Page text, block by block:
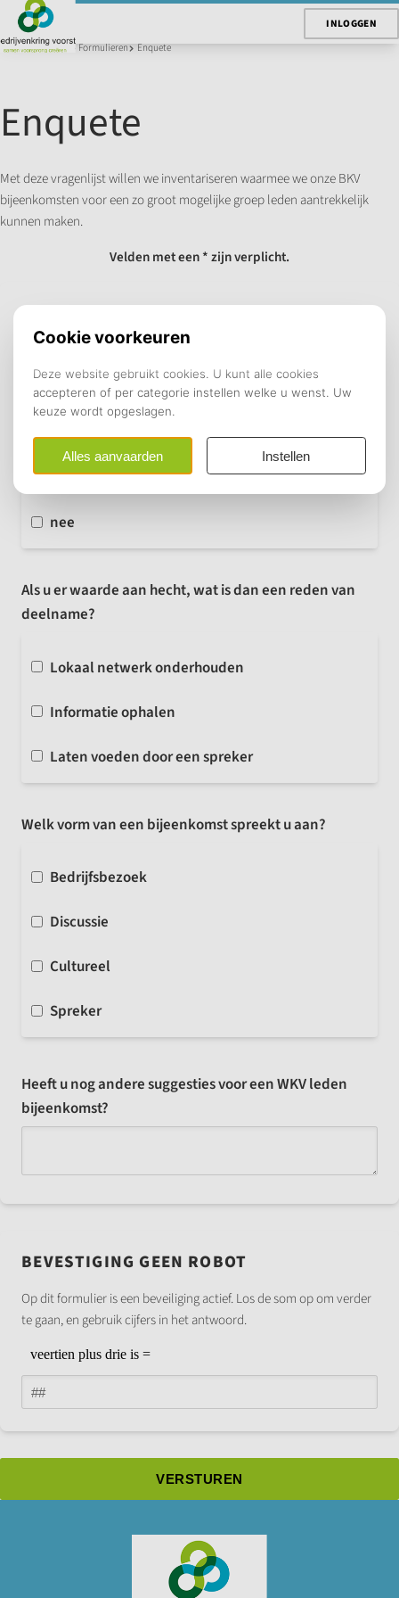
INLOGGEN
U bent hier:Home Formulieren Enquete
Enquete
Met deze vragenlijst willen we inventariseren waarmee we onze BKV
bijeenkomsten voor een zo groot mogelijke groep leden aantrekkelijk
kunnen maken.
Velden met een * zijn verplicht.
ENQUETE
Hecht u waarde aan WKV bijeenkomsten?
Ja
soms
nee
Als u er waarde aan hecht, wat is dan een reden van
deelname?
Lokaal netwerk onderhouden
Informatie ophalen
Laten voeden door een spreker
Welk vorm van een bijeenkomst spreekt u aan?
Bedrijfsbezoek
Discussie
Cultureel
Spreker
Heeft u nog andere suggesties voor een WKV leden
bijeenkomst?
BEVESTIGING GEEN ROBOT
Op dit formulier is een beveiliging actief. Los de som op om verder
te gaan, en gebruik cijfers in het antwoord.